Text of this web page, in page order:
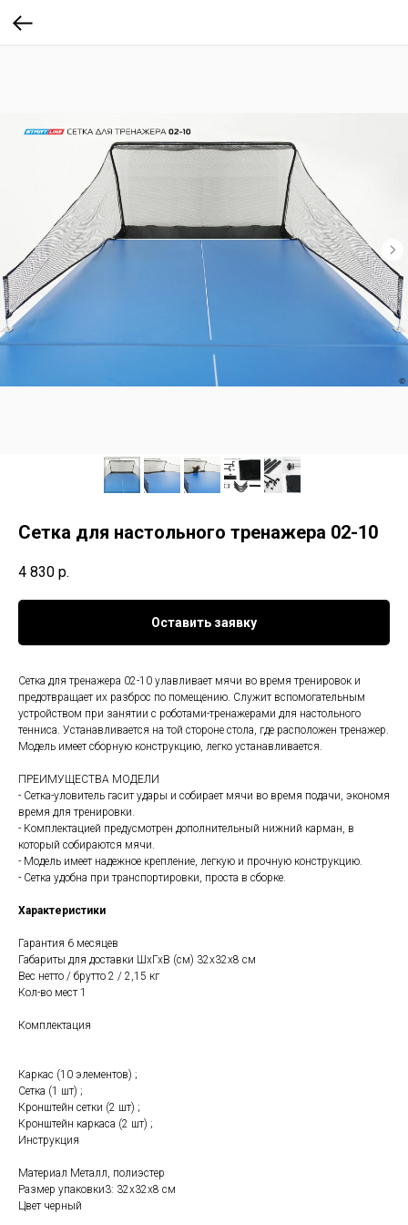
Сетка для настольного тренажера 02-10
4 830 р.
Оставить заявку
Сетка для тренажера 02-10 улавливает мячи во время тренировок и
предотвращает их разброс по помещению. Служит вспомогательным
устройством при занятии с роботами-тренажерами для настольного
тенниса. Устанавливается на той стороне стола, где расположен тренажер.
Модель имеет сборную конструкцию, легко устанавливается.
ПРЕИМУЩЕСТВА МОДЕЛИ
- Сетка-уловитель гасит удары и собирает мячи во время подачи, экономя
время для тренировки.
- Комплектацией предусмотрен дополнительный нижний карман, в
который собираются мячи.
- Модель имеет надежное крепление, легкую и прочную конструкцию.
- Сетка удобна при транспортировки, проста в сборке.
Характеристики
Гарантия 6 месяцев
Габариты для доставки ШхГхВ (см) 32х32х8 см
Вес нетто / брутто 2 / 2,15 кг
Кол-во мест 1
Комплектация
Каркас (10 элементов) ;
Сетка (1 шт) ;
Кронштейн сетки (2 шт) ;
Кронштейн каркаса (2 шт) ;
Инструкция
Материал Металл, полиэстер
Размер упаковки3: 32х32х8 см
Цвет черный